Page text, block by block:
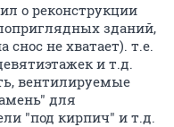
о реконструкции
зданий,
снос не хватает). т.е.
и т.д.
вентилируемые
для
"под кирпич" и т.д.